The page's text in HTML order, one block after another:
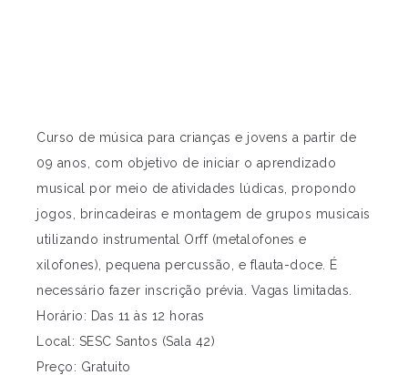
Curso de música para crianças e jovens a partir de
09 anos, com objetivo de iniciar o aprendizado
musical por meio de atividades lúdicas, propondo
jogos, brincadeiras e montagem de grupos musicais
utilizando instrumental Orff (metalofones e
xilofones), pequena percussão, e flauta-doce. É
necessário fazer inscrição prévia. Vagas limitadas.
Horário: Das 11 às 12 horas
Local: SESC Santos (Sala 42)
Preço: Gratuito